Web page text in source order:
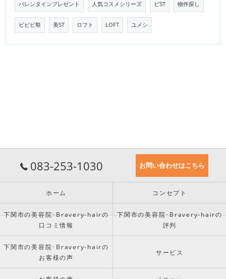
バレンタインプレゼント 人気コスメシリーズ ビST 物件探し
ビビビ祭 美ST ロフト LOFT ユメシ
083-253-1030 お問い合わせはこちら
ホーム コンセプト
下関市の美容院･Bravery-hairの
口コミ情報
下関市の美容院･Bravery-hairの
評判
下関市の美容院･Bravery-hairの
お客様の声
サービス